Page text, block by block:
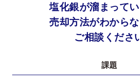
塩化銀が溜まって
売却方法がわから
ご相談くださ
課題